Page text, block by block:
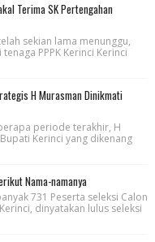
Terima SK Pertengahan
sekian lama menunggu,
PPPK Kerinci Kerinci
H Murasman Dinikmati
periode terakhir, H
Kerinci yang dikenang
Nama-namanya
731 Peserta seleksi Calon
dinyatakan lulus seleksi